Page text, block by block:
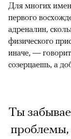
Для многих
первого
адреналин,
физического
иначе, —
созерцаешь, а
Ты
проблемы,